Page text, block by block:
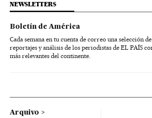
NEWSLETTERS
Boletín de América
Cada semana en tu cuenta de correo una selección
reportajes y análisis de los periodistas de EL PAÍS
más relevantes del continente.
Arquivo